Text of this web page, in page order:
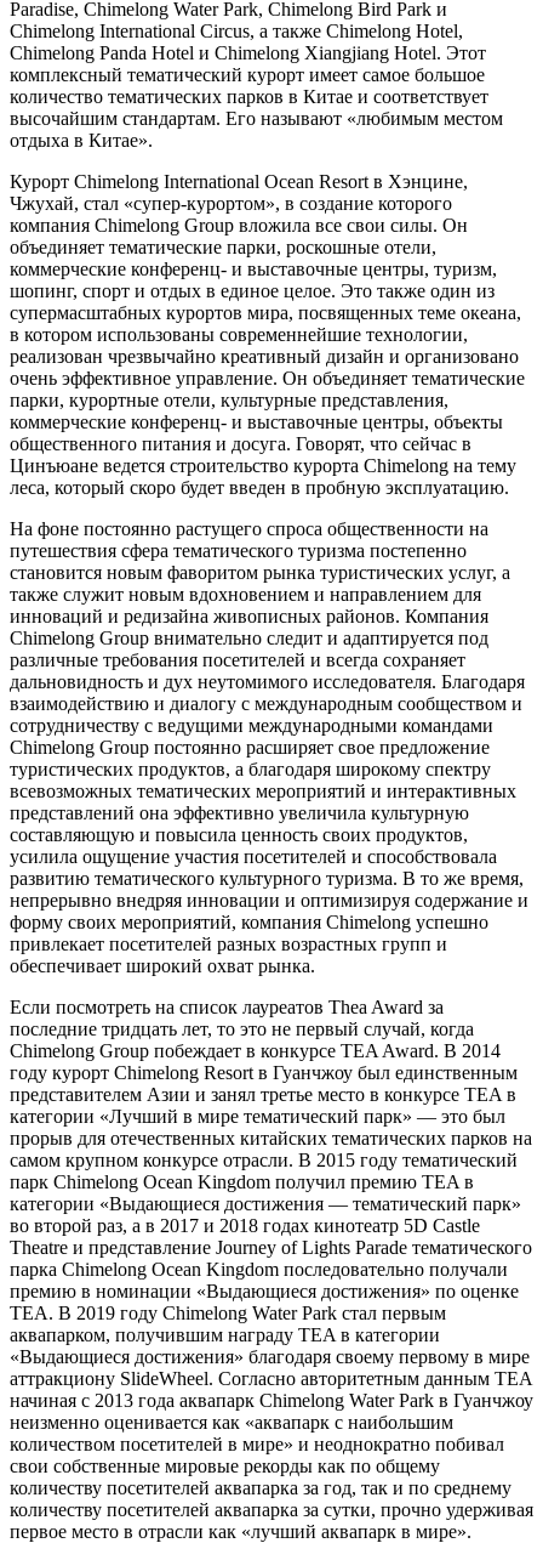
Paradise, Chimelong Water Park, Chimelong Bird Park и
Chimelong International Circus, а также Chimelong Hotel,
Chimelong Panda Hotel и Chimelong Xiangjiang Hotel. Этот
комплексный тематический курорт имеет самое большое
количество тематических парков в Китае и соответствует
высочайшим стандартам. Его называют «любимым местом
отдыха в Китае».
Курорт Chimelong International Ocean Resort в Хэнцине,
Чжухай, стал «супер-курортом», в создание которого
компания Chimelong Group вложила все свои силы. Он
объединяет тематические парки, роскошные отели,
коммерческие конференц- и выставочные центры, туризм,
шопинг, спорт и отдых в единое целое. Это также один из
супермасштабных курортов мира, посвященных теме океана,
в котором использованы современнейшие технологии,
реализован чрезвычайно креативный дизайн и организовано
очень эффективное управление. Он объединяет тематические
парки, курортные отели, культурные представления,
коммерческие конференц- и выставочные центры, объекты
общественного питания и досуга. Говорят, что сейчас в
Цинъюане ведется строительство курорта Chimelong на тему
леса, который скоро будет введен в пробную эксплуатацию.
На фоне постоянно растущего спроса общественности на
путешествия сфера тематического туризма постепенно
становится новым фаворитом рынка туристических услуг, а
также служит новым вдохновением и направлением для
инноваций и редизайна живописных районов. Компания
Chimelong Group внимательно следит и адаптируется под
различные требования посетителей и всегда сохраняет
дальновидность и дух неутомимого исследователя. Благодаря
взаимодействию и диалогу с международным сообществом и
сотрудничеству с ведущими международными командами
Chimelong Group постоянно расширяет свое предложение
туристических продуктов, а благодаря широкому спектру
всевозможных тематических мероприятий и интерактивных
представлений она эффективно увеличила культурную
составляющую и повысила ценность своих продуктов,
усилила ощущение участия посетителей и способствовала
развитию тематического культурного туризма. В то же время,
непрерывно внедряя инновации и оптимизируя содержание и
форму своих мероприятий, компания Chimelong успешно
привлекает посетителей разных возрастных групп и
обеспечивает широкий охват рынка.
Если посмотреть на список лауреатов Thea Award за
последние тридцать лет, то это не первый случай, когда
Chimelong Group побеждает в конкурсе TEA Award. В 2014
году курорт Chimelong Resort в Гуанчжоу был единственным
представителем Азии и занял третье место в конкурсе TEA в
категории «Лучший в мире тематический парк» — это был
прорыв для отечественных китайских тематических парков на
самом крупном конкурсе отрасли. В 2015 году тематический
парк Chimelong Ocean Kingdom получил премию TEA в
категории «Выдающиеся достижения — тематический парк»
во второй раз, а в 2017 и 2018 годах кинотеатр 5D Castle
Theatre и представление Journey of Lights Parade тематического
парка Chimelong Ocean Kingdom последовательно получали
премию в номинации «Выдающиеся достижения» по оценке
TEA. В 2019 году Chimelong Water Park стал первым
аквапарком, получившим награду TEA в категории
«Выдающиеся достижения» благодаря своему первому в мире
аттракциону SlideWheel. Согласно авторитетным данным TEA
начиная с 2013 года аквапарк Chimelong Water Park в Гуанчжоу
неизменно оценивается как «аквапарк с наибольшим
количеством посетителей в мире» и неоднократно побивал
свои собственные мировые рекорды как по общему
количеству посетителей аквапарка за год, так и по среднему
количеству посетителей аквапарка за сутки, прочно удерживая
первое место в отрасли как «лучший аквапарк в мире».